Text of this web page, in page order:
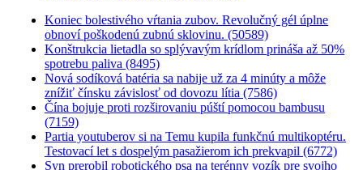
Koniec bolestivého vŕtania zubov. Revolučný gél úplne
obnoví poškodenú zubnú sklovinu. (50589)
Konštrukcia lietadla so splývavým krídlom prináša až 50%
spotrebu paliva (8495)
Nová sodíková batéria sa nabije už za 4 minúty a môže
znížiť čínsku závislosť od dovozu lítia (7586)
Čína bojuje proti rozširovaniu púští pomocou bambusu
(7159)
Partia youtuberov si na Temu kupila funkčnú multikoptéru.
Testovací let s dospelým pasažierom ich prekvapil (6772)
Syn prerobil robotického psa na terénny vozík pre svojho